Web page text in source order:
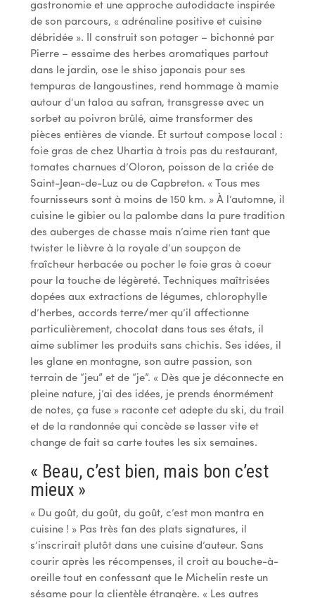
gastronomie et une approche autodidacte inspirée
de son parcours, « adrénaline positive et cuisine
débridée ». Il construit son potager – bichonné par
Pierre – essaime des herbes aromatiques partout
dans le jardin, ose le shiso japonais pour ses
tempuras de langoustines, rend hommage à mamie
autour d’un taloa au safran, transgresse avec un
sorbet au poivron brûlé, aime transformer des
pièces entières de viande. Et surtout compose local :
foie gras de chez Uhartia à trois pas du restaurant,
tomates charnues d’Oloron, poisson de la criée de
Saint-Jean-de-Luz ou de Capbreton. « Tous mes
fournisseurs sont à moins de 150 km. » À l’automne, il
cuisine le gibier ou la palombe dans la pure tradition
des auberges de chasse mais n’aime rien tant que
twister le lièvre à la royale d’un soupçon de
fraîcheur herbacée ou pocher le foie gras à coeur
pour la touche de légèreté. Techniques maîtrisées
dopées aux extractions de légumes, chlorophylle
d’herbes, accords terre/mer qu’il affectionne
particulièrement, chocolat dans tous ses états, il
aime sublimer les produits sans chichis. Ses idées, il
les glane en montagne, son autre passion, son
terrain de “jeu” et de “je”. « Dès que je déconnecte en
pleine nature, j’ai des idées, je prends énormément
de notes, ça fuse » raconte cet adepte du ski, du trail
et de la randonnée qui concède se lasser vite et
change de fait sa carte toutes les six semaines.
« Beau, c’est bien, mais bon c’est
mieux »
« Du goût, du goût, du goût, c’est mon mantra en
cuisine ! » Pas très fan des plats signatures, il
s’inscrirait plutôt dans une cuisine d’auteur. Sans
courir après les récompenses, il croit au bouche-à-
oreille tout en confessant que le Michelin reste un
sésame pour la clientèle étrangère. « Les autres